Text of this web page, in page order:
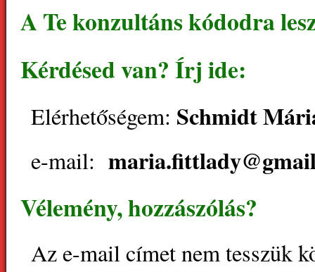
A Te konzultáns kódodra
Kérdésed van? Írj ide:
Elérhetőségem: Schmidt
e-mail:
Vélemény, hozzászólás?
Az e-mail címet nem tesszük